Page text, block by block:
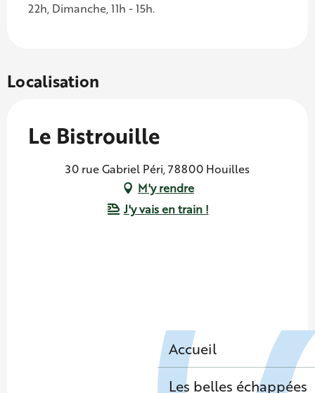
Accueil
Les belles échappées
22h, Dimanche, 11h - 15h.
Localisation
Le Bistrouille
30 rue Gabriel Péri, 78800 Houilles
M'y rendre
J'y vais en train !